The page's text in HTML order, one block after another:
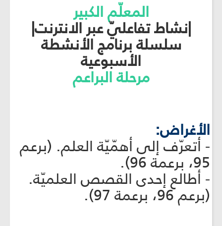
المعلّم الكبير
|نشاط تفاعليّ عبر الانترنت|
سلسلة برنامج الأنشطة
الأسبوعية
مرحلة البراعم
الأغراض:
- أتعرّف إلى أهمّيّة العلم. (برعم
95، برعمة 96).
- أطالع إحدى القصص العلميّة.
(برعم 96، برعمة 97).